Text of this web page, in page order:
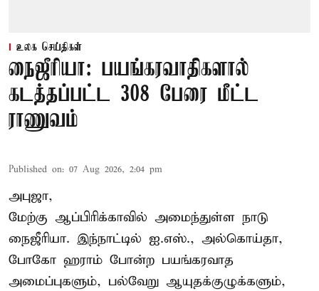
உலக செய்திகள்
நைஜீரியா: பயங்கரவாதிகளால்
கடத்தப்பட்ட 308 பேரை மீட்ட
ராணுவம்
Published on: 07 Aug 2026, 2:04 pm
அபுஜா,
மேற்கு ஆப்பிரிக்காவில் அமைந்துள்ள நாடு
நைஜீரியா. இந்நாட்டில் ஐ.எஸ்., அல்கொய்தா,
போகோ ஹராம் போன்ற பயங்கரவாத
அமைப்புகளும், பல்வேறு ஆயுதக்குழுக்களும்,